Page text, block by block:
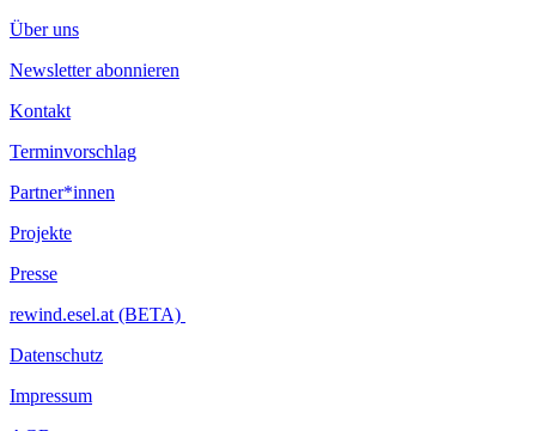
Über uns
Newsletter abonnieren
Kontakt
Terminvorschlag
Partner*innen
Projekte
Presse
rewind.esel.at (BETA)
Datenschutz
Impressum